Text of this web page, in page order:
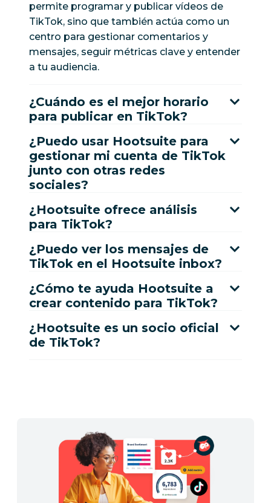
permite programar y publicar vídeos de
TikTok, sino que también actúa como un
centro para gestionar comentarios y
mensajes, seguir métricas clave y entender
a tu audiencia.
¿Cuándo es el mejor horario
para publicar en TikTok?
¿Puedo usar Hootsuite para
gestionar mi cuenta de TikTok
junto con otras redes
sociales?
¿Hootsuite ofrece análisis
para TikTok?
¿Puedo ver los mensajes de
TikTok en el Hootsuite inbox?
¿Cómo te ayuda Hootsuite a
crear contenido para TikTok?
¿Hootsuite es un socio oficial
de TikTok?